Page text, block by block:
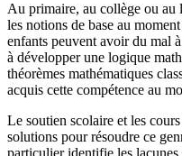
Au primaire, au collège ou au
les notions de base au
enfants peuvent avoir du mal
à développer une logique
théorèmes mathématiques
acquis cette compétence au
Le soutien scolaire et les
solutions pour résoudre ce